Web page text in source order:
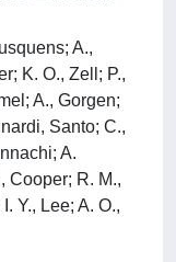
A.,
K. O., Zell; P.,
A., Gorgen;
Santo; C.,
A.
Cooper; R. M.,
Y., Lee; A. O.,